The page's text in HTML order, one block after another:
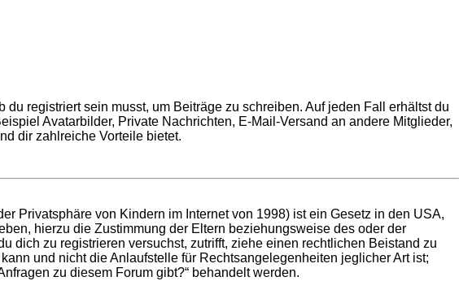
registriert sein musst, um Beiträge zu schreiben. Auf jeden Fall erhältst du
Avatarbilder, Private Nachrichten, E-Mail-Versand an andere Mitglieder,
dir zahlreiche Vorteile bietet.
Privatsphäre von Kindern im Internet von 1998) ist ein Gesetz in den USA,
hierzu die Zustimmung der Eltern beziehungsweise des oder der
dich zu registrieren versuchst, zutrifft, ziehe einen rechtlichen Beistand zu
und nicht die Anlaufstelle für Rechtsangelegenheiten jeglicher Art ist;
zu diesem Forum gibt?“ behandelt werden.